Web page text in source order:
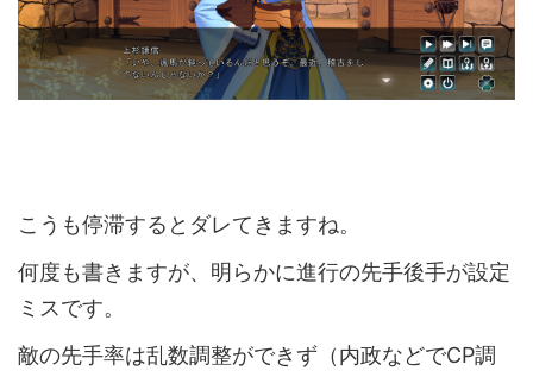
こうも停滞するとダレてきますね。
何度も書きますが、明らかに進行の先手後手が設定
ミスです。
敵の先手率は乱数調整ができず（内政などでCP調